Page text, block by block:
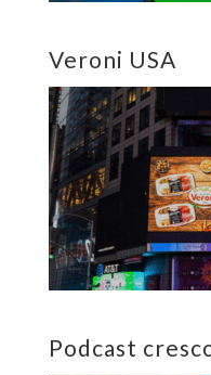
Veroni USA
Podcast